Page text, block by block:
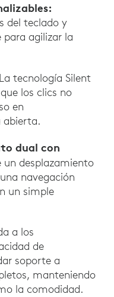
del teclado y
agilizar la
La tecnología Silent
los clics no
en
abierta.
dual con
un desplazamiento
navegación
un simple
a los
de
soporte a
manteniendo
la comodidad.